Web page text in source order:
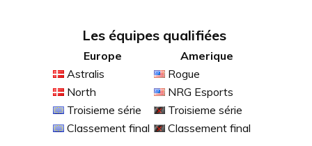
Les équipes qualifiées
Europe
Amerique
Astralis
Rogue
North
NRG Esports
Troisieme série
Troisieme série
Classement final
Classement final